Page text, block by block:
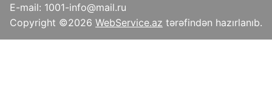
E-mail: 1001-info@mail.ru
Copyright ©2026 WebService.az tərəfindən hazırlanıb.